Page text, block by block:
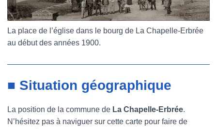
La place de l’église dans le bourg de La Chapelle-Erbrée
au début des années 1900.
■ Situation géographique
La position de la commune de La Chapelle-Erbrée.
N’hésitez pas à naviguer sur cette carte pour faire de